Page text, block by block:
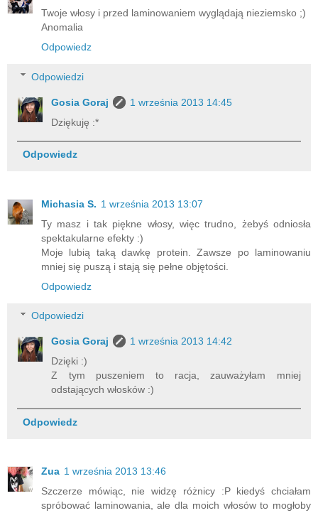
Twoje włosy i przed laminowaniem wyglądają nieziemsko ;)
Anomalia
Odpowiedz
Odpowiedzi
Gosia Goraj
1 września 2013 14:45
Dziękuję :*
Odpowiedz
Michasia S. 1 września 2013 13:07
Ty masz i tak piękne włosy, więc trudno, żebyś odniosła
spektakularne efekty :)
Moje lubią taką dawkę protein. Zawsze po laminowaniu
mniej się puszą i stają się pełne objętości.
Odpowiedz
Odpowiedzi
Gosia Goraj
1 września 2013 14:42
Dzięki :)
Z tym puszeniem to racja, zauważyłam mniej
odstających włosków :)
Odpowiedz
Zua 1 września 2013 13:46
Szczerze mówiąc, nie widzę różnicy :P kiedyś chciałam
spróbować laminowania, ale dla moich włosów to mogłoby